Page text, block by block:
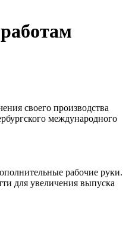
своего производства
международного
рабочие руки.
для увеличения выпуска